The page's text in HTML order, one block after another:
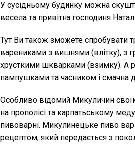
У сусідньому будинку можна
весела та привітна господиня
Тут Ви також зможете спробувати
варениками з вишнями (влітку), з
хрусткими шкварками (взимку). А
пампушками та часником і смачна
Особливо відомий Микуличин
на прополісі та карпатьському
пивоварні. Микулинецьке пиво
рецептом, який передається з